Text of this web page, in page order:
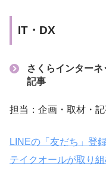
IT・DX
さくらインター
記事
担当：企画・取材・
LINEの「友だち」登
テイクオールが取り